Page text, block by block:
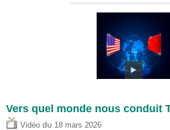
Vers quel monde nous conduit
Vidéo du 18 mars 2026